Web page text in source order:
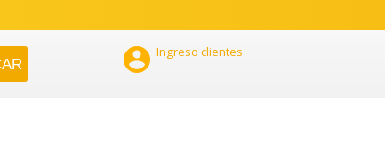
 Ingreso clientes